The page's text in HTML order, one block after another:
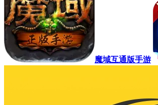
魔域互通版手游